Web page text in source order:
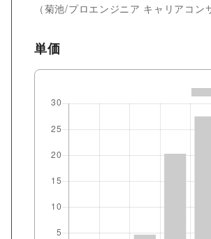
（菊池/プロエンジニア キャリアコン
単価